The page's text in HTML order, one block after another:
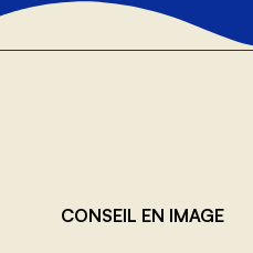
CONSEIL EN IMAGE